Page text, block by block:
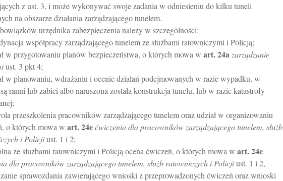
z ust. 3, i może wykonywać swoje zadania w odniesieniu do kilku tuneli
na obszarze działania zarządzającego tunelem.
urzędnika zabezpieczenia należy w szczególności:
współpracy zarządzającego tunelem ze służbami ratowniczymi i Policją;
w przygotowaniu planów bezpieczeństwa, o których mowa w art.24a zarządzanie
ust. 3 pkt 4;
w planowaniu, wdrażaniu i ocenie działań podejmowanych w razie wypadku, w
ranni lub zabici albo naruszona została konstrukcja tunelu, lub w razie katastrofy
przeszkolenia pracowników zarządzającego tunelem oraz udział w organizowaniu
o których mowa w art.24ećwiczenia dla pracowników zarządzającego tunelem, służb
i Policjiust. 1 i 2;
ze służbami ratowniczymi i Policją ocena ćwiczeń, o których mowa w art.24e
dla pracowników zarządzającego tunelem, służb ratowniczych i Policjiust. 1 i 2,
sprawozdania zawierającego wnioski z przeprowadzonych ćwiczeń oraz wnioski